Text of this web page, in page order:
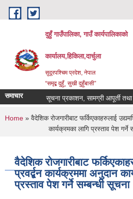
Skip to main content
दुहुँ गाउँपालिका, गाउँ कार्यपालिकाको
कार्यालय,हिकिला,दार्चुला
सुदूरपश्चिम प्रदेश, नेपाल
“समृद्ब दुहुँ¸ सुखी दुहुँबासी”
समाचार सूचना प्रकाशन, सामग्री आपूर्ती तथा
You are here
Home » वैदेशिक रोजगारीबाट फर्किएकाहरुलाई
कार्यक्रमका लागि प्रस्ताव पेश गर्ने
वैदेशिक रोजगारीबाट
प्रवर्द्बन कार्यक्रममा अनुदान
प्रस्ताव पेश गर्ने सम्बन्धी सूचना